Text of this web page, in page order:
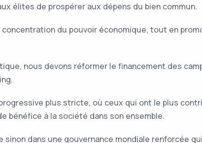
élites de prospérer aux dépens du bien commun.
du pouvoir économique, tout en
nous devons réformer le financement des
plus stricte, où ceux qui ont le plus
bénéfice à la société dans son ensemble.
sinon dans une gouvernance mondiale renforcée